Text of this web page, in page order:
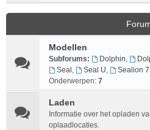
Modellen
Subforums: Dolphin,
Seal , Seal U, Sealion 7
Onderwerpen: 7
Laden
Informatie over het opladen
oplaadlocaties.